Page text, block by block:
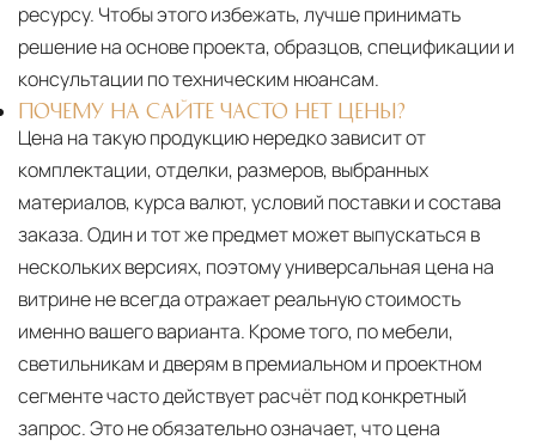
ресурсу. Чтобы этого избежать, лучше принимать
решение на основе проекта, образцов, спецификации и
консультации по техническим нюансам.
ПОЧЕМУ НА САЙТЕ ЧАСТО НЕТ ЦЕНЫ?
Цена на такую продукцию нередко зависит от
комплектации, отделки, размеров, выбранных
материалов, курса валют, условий поставки и состава
заказа. Один и тот же предмет может выпускаться в
нескольких версиях, поэтому универсальная цена на
витрине не всегда отражает реальную стоимость
именно вашего варианта. Кроме того, по мебели,
светильникам и дверям в премиальном и проектном
сегменте часто действует расчёт под конкретный
запрос. Это не обязательно означает, что цена